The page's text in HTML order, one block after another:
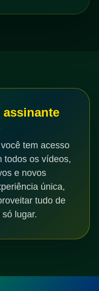
assinante
tem acesso
todos os vídeos,
e novos
única,
tudo de
lugar.